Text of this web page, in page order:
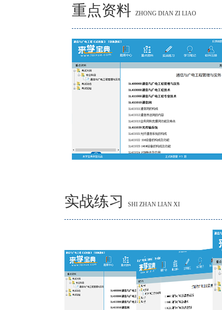
重点资料 ZHONG DIAN ZI LIAO
实战练习 SHI ZHAN LIAN XI